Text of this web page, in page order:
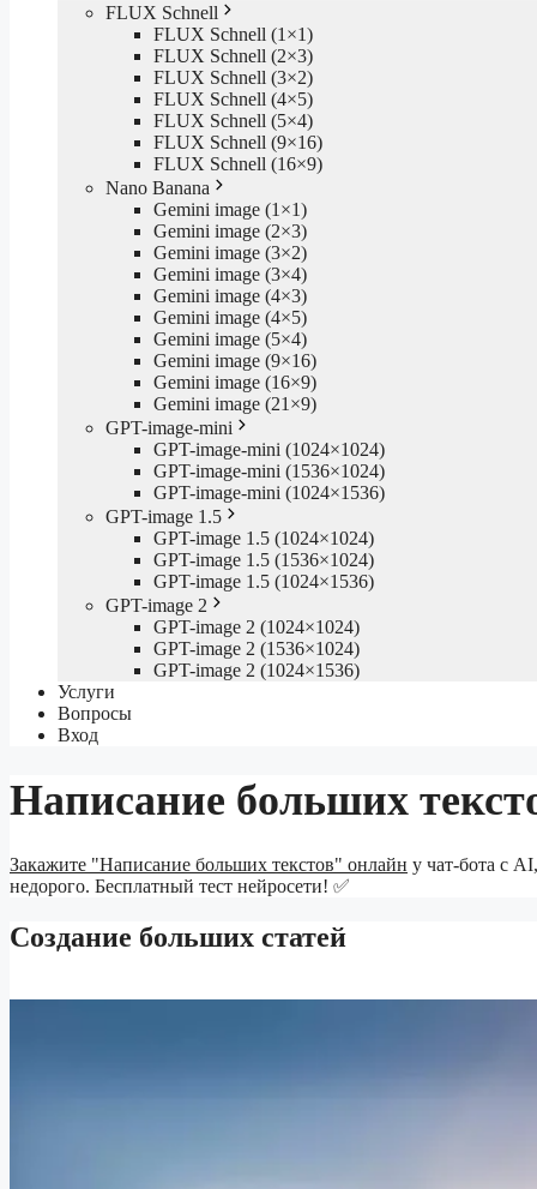
FLUX Schnell
FLUX Schnell (1×1)
FLUX Schnell (2×3)
FLUX Schnell (3×2)
FLUX Schnell (4×5)
FLUX Schnell (5×4)
FLUX Schnell (9×16)
FLUX Schnell (16×9)
Nano Banana
Gemini image (1×1)
Gemini image (2×3)
Gemini image (3×2)
Gemini image (3×4)
Gemini image (4×3)
Gemini image (4×5)
Gemini image (5×4)
Gemini image (9×16)
Gemini image (16×9)
Gemini image (21×9)
GPT-image-mini
GPT-image-mini (1024×1024)
GPT-image-mini (1536×1024)
GPT-image-mini (1024×1536)
GPT-image 1.5
GPT-image 1.5 (1024×1024)
GPT-image 1.5 (1536×1024)
GPT-image 1.5 (1024×1536)
GPT-image 2
GPT-image 2 (1024×1024)
GPT-image 2 (1536×1024)
GPT-image 2 (1024×1536)
Услуги
Вопросы
Вход
Написание больших
Закажите "Написание больших текстов" онлайн у чат-бота с
недорого. Бесплатный тест нейросети! ✅
Создание больших статей